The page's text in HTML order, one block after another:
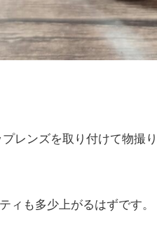
レンズを取り付けて物撮
ィも多少上がるはずです。